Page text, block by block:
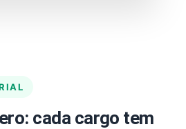
cada cargo tem